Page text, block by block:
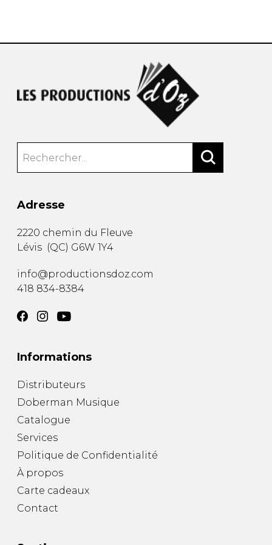
Adresse
2220 chemin du Fleuve
Lévis (QC) G6W 1Y4
info@productionsdoz.com
418 834-8384
Informations
Distributeurs
Doberman Musique
Catalogue
Services
Politique de Confidentialité
À propos
Carte cadeaux
Contact